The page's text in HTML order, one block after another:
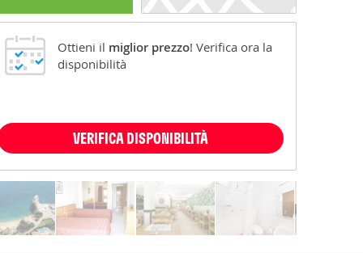
Ottieni il miglior prezzo! Verifica ora la
disponibilità
VERIFICA DISPONIBILITÀ